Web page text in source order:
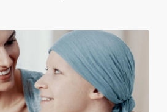
de guérison.